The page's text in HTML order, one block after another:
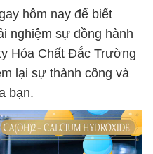
hôm nay để biết
nghiệm sự đồng hành
Hóa Chất Đắc Trường
lại sự thành công và
bạn.